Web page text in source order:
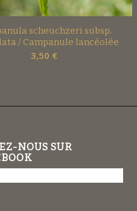
scheuchzeri subsp.
/ Campanule lancéolée
3,50 €
NOUS SUR